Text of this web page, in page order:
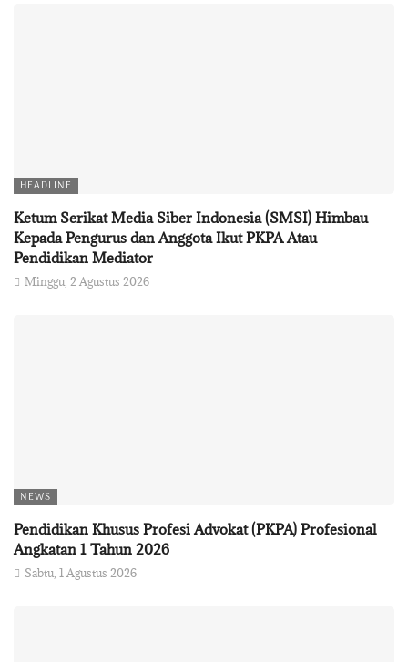
HEADLINE
Ketum Serikat Media Siber Indonesia (SMSI) Himbau
Kepada Pengurus dan Anggota Ikut PKPA Atau
Pendidikan Mediator
Minggu, 2 Agustus 2026
NEWS
Pendidikan Khusus Profesi Advokat (PKPA) Profesional
Angkatan 1 Tahun 2026
Sabtu, 1 Agustus 2026